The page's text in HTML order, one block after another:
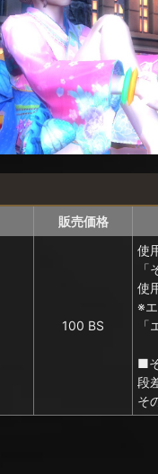
販売価格
100 BS
使
使
※
■
段
そ